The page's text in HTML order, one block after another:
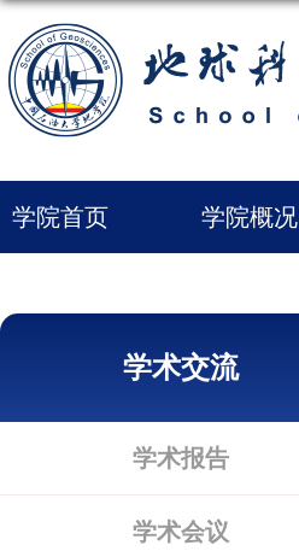
学院首页 学院概况
学术交流
学术报告
学术会议